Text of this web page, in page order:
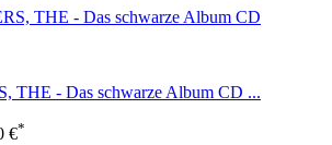
THE - Das schwarze Album CD ...
€*